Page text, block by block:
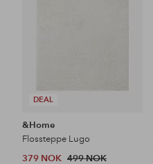
DEAL
&Home
Flossteppe Lugo
379 NOK 499 NOK